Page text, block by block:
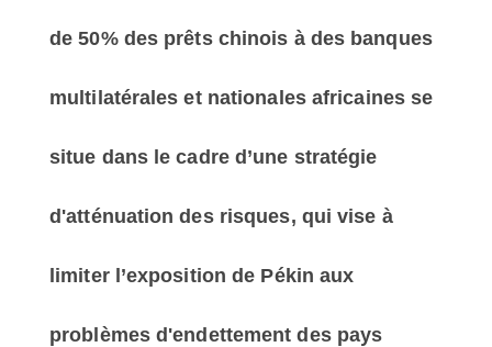
de 50% des prêts chinois à des banques
multilatérales et nationales africaines se
situe dans le cadre d’une stratégie
d'atténuation des risques, qui vise à
limiter l’exposition de Pékin aux
problèmes d'endettement des pays